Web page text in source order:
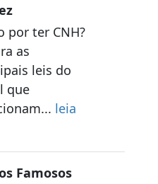
por ter CNH?
as
leis do
que
leia
Famosos